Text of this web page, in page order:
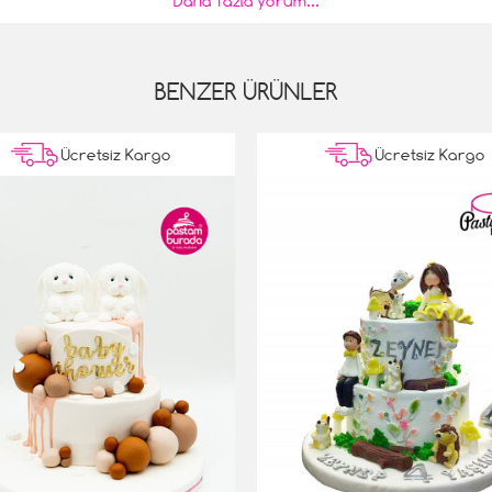
için doğru tercih olduğunu elime ulaştığında anladım.
dedim. Hemen sipariş ettim. Pastanın görüntüsü kadar tadı
BENZER ÜRÜNLER
Ücretsiz Kargo Ücretsiz Kargo